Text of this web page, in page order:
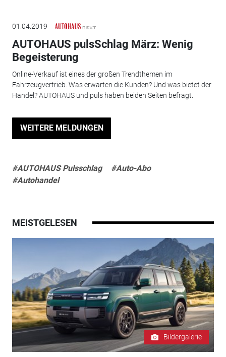
01.04.2019
AUTOHAUS pulsSchlag März: Wenig
Begeisterung
Online-Verkauf ist eines der großen Trendthemen im
Fahrzeugvertrieb. Was erwarten die Kunden? Und was bietet der
Handel? AUTOHAUS und puls haben beiden Seiten befragt.
WEITERE MELDUNGEN
#AUTOHAUS Pulsschlag
#Auto-Abo
#Autohandel
MEISTGELESEN
Bildergalerie